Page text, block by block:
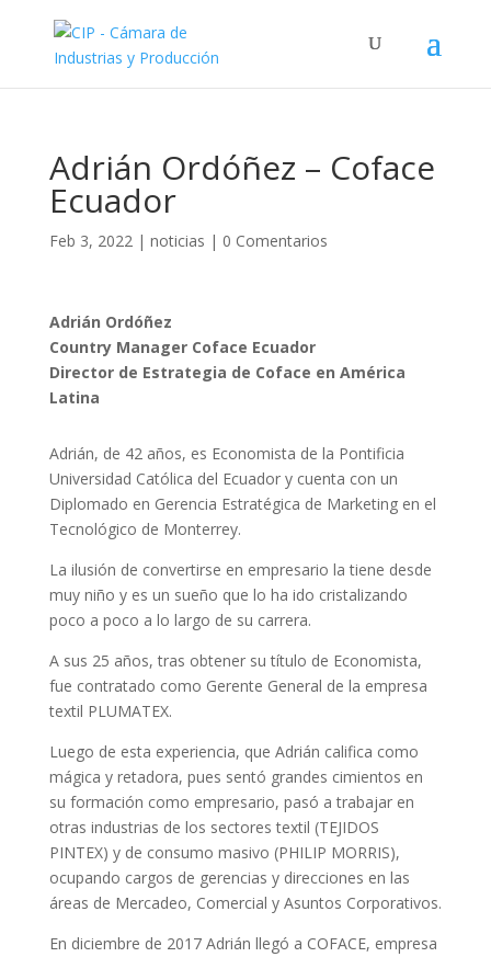
Adrián Ordóñez – Coface
Ecuador
Feb 3, 2022| noticias | 0 Comentarios
Adrián Ordóñez
Country Manager Coface Ecuador
Director de Estrategia de Coface en América
Latina
Adrián, de 42 años, es Economista de la Pontificia
Universidad Católica del Ecuador y cuenta con un
Diplomado en Gerencia Estratégica de Marketing en el
Tecnológico de Monterrey.
La ilusión de convertirse en empresario la tiene desde
muy niño y es un sueño que lo ha ido cristalizando
poco a poco a lo largo de su carrera.
A sus 25 años, tras obtener su título de Economista,
fue contratado como Gerente General de la empresa
textil PLUMATEX.
Luego de esta experiencia, que Adrián califica como
mágica y retadora, pues sentó grandes cimientos en
su formación como empresario, pasó a trabajar en
otras industrias de los sectores textil (TEJIDOS
PINTEX) y de consumo masivo (PHILIP MORRIS),
ocupando cargos de gerencias y direcciones en las
áreas de Mercadeo, Comercial y Asuntos Corporativos.
En diciembre de 2017 Adrián llegó a COFACE, empresa